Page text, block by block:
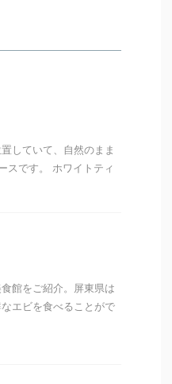
していて、自然のまま
スです。 ホワイトティ
館をご紹介。屏東県は
エビを食べることがで